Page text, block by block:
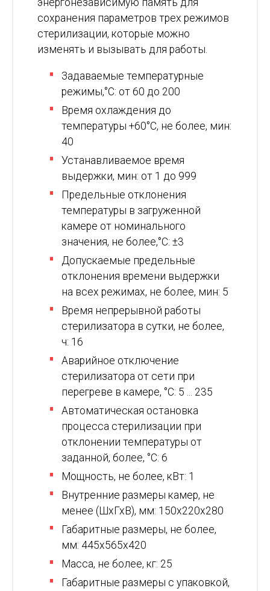
энергонезависимую память для
сохранения параметров трех режимов
стерилизации, которые можно
изменять и вызывать для работы.
Задаваемые температурные
режимы,°C: от 60 до 200
Время охлаждения до
температуры +60°C, не более, мин:
40
Устанавливаемое время
выдержки, мин: от 1 до 999
Предельные отклонения
температуры в загруженной
камере от номинального
значения, не более,°C: ±3
Допускаемые предельные
отклонения времени выдержки
на всех режимах, не более, мин: 5
Время непрерывной работы
стерилизатора в сутки, не более,
ч: 16
Аварийное отключение
стерилизатора от сети при
перегреве в камере, °C: 5 ... 235
Автоматическая остановка
процесса стерилизации при
отклонении температуры от
заданной, более, °C: 6
Мощность, не более, кВт: 1
Внутренние размеры камер, не
менее (ШхГхВ), мм: 150х220х280
Габаритные размеры, не более,
мм: 445х565х420
Масса, не более, кг: 25
Габаритные размеры с упаковкой,